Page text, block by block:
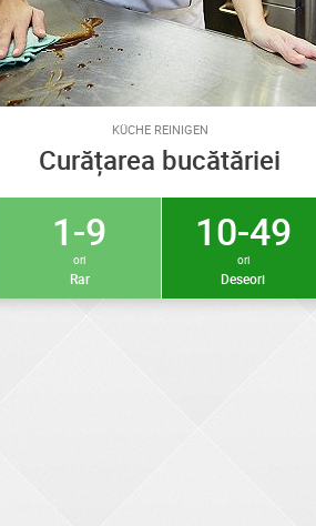
KÜCHE REINIGEN
Curățarea bucătăriei
1-9
ori
Rar
10-49
ori
Deseori